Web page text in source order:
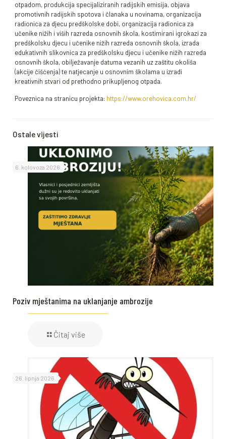
otpadom, produkcija specijaliziranih radijskih emisija, objava
promotivnih radijskih spotova i članaka u novinama, organizacija
radionica za djecu predškolske dobi, organizacija radionica za
učenike nižih i viših razreda osnovnih škola, kostimirani igrokazi za
predškolsku djecu i učenike nižih razreda osnovnih škola, izrada
edukativnih slikovnica za predškolsku djecu i učenike nižih razreda
osnovnih škola, obilježavanje datuma vezanih uz zaštitu okoliša
(akcije čišćenja) te natjecanje u osnovnim školama u izradi
kreativnih stvari od prethodno prikupljenog otpada.
Poveznica na stranicu projekta: https://www.orehovica.com.hr/
Ostale vijesti
6. kolovoza 2026.
Poziv mještanima na uklanjanje ambrozije
Čitaj više
26. lipnja 2026.